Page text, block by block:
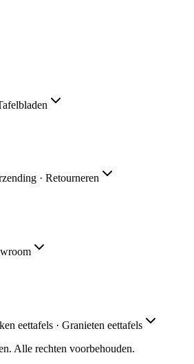
· Retourneren
eettafels · Granieten eettafels
. Alle rechten voorbehouden.